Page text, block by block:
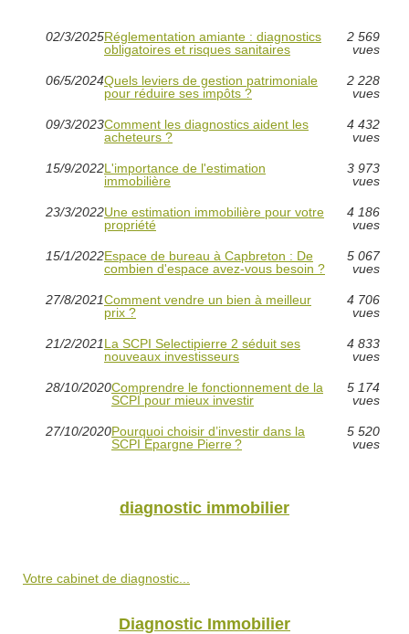
02/3/2025Réglementation amiante : diagnostics
obligatoires et risques sanitaires
2 569
vues
06/5/2024Quels leviers de gestion patrimoniale
pour réduire ses impôts ?
2 228
vues
09/3/2023Comment les diagnostics aident les
acheteurs ?
4 432
vues
15/9/2022L'importance de l'estimation
immobilière
3 973
vues
23/3/2022Une estimation immobilière pour votre
propriété
4 186
vues
15/1/2022Espace de bureau à Capbreton : De
combien d'espace avez-vous besoin ?
5 067
vues
27/8/2021Comment vendre un bien à meilleur
prix ?
4 706
vues
21/2/2021La SCPI Selectipierre 2 séduit ses
nouveaux investisseurs
4 833
vues
28/10/2020Comprendre le fonctionnement de la
SCPI pour mieux investir
5 174
vues
27/10/2020Pourquoi choisir d’investir dans la
SCPI Épargne Pierre ?
5 520
vues
diagnostic immobilier
Votre cabinet de diagnostic...
Diagnostic Immobilier